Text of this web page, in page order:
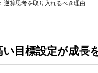
逆算思考を取り入れるべき理由
い目標設定が成長